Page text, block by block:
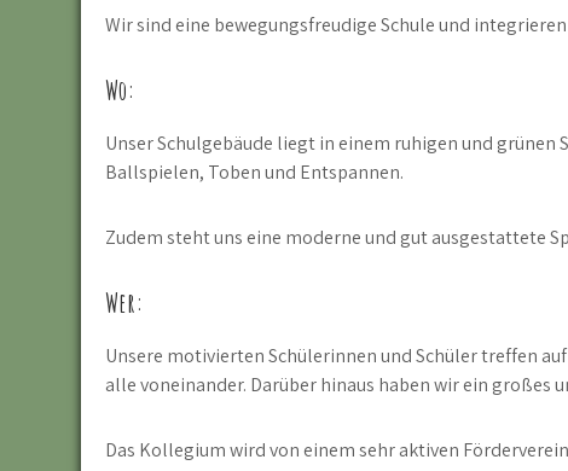
Wir sind eine bewegungsfreudige Schule und
Wo:
Unser Schulgebäude liegt in einem ruhigen und
Ballspielen, Toben und Entspannen.
Zudem steht uns eine moderne und gut ausgestattete
Wer:
Unsere motivierten Schülerinnen und Schüler treffen
alle voneinander. Darüber hinaus haben wir ein
Das Kollegium wird von einem sehr aktiven